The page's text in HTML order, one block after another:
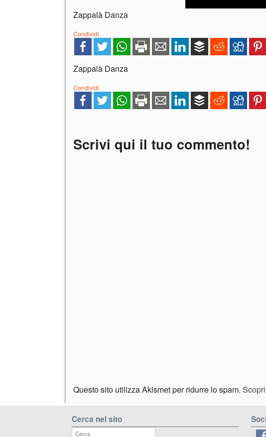
Zappalà Danza
Condividi
Zappalà Danza
Condividi
Scrivi qui il tuo commento!
Questo sito utilizza Akismet per ridurre lo spam.
Cerca nel sito